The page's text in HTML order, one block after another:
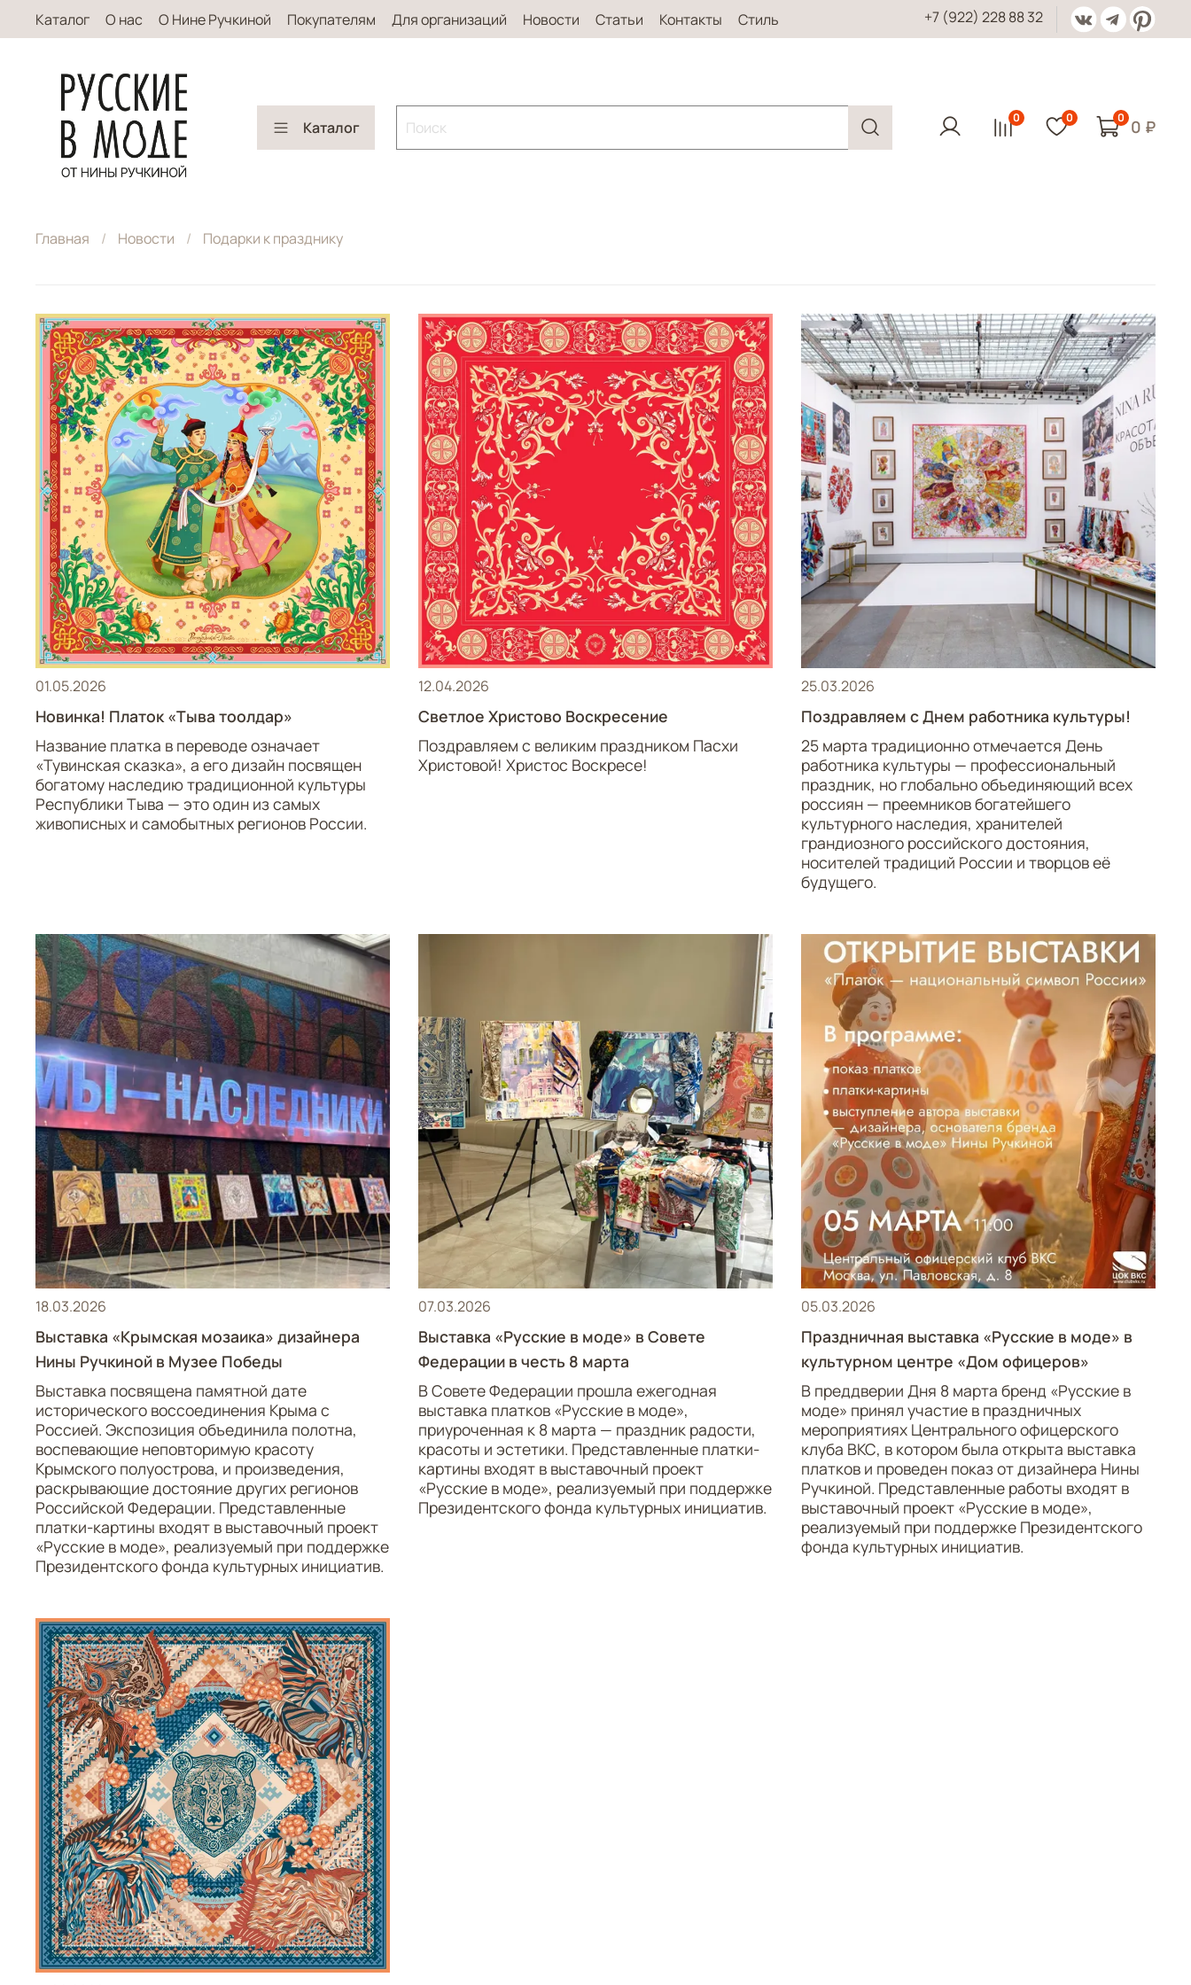
Каталог О нас О Нине Ручкиной Покупателям Для организаций Новости Статьи Контакты Стиль +7 (922) 228 88 32
Каталог
0 0 0 0 ₽
Главная Новости Подарки к празднику
01.05.2026
Новинка! Платок «Тыва тоолдар»
Название платка в переводе означает
«Тувинская сказка», а его дизайн посвящен
богатому наследию традиционной культуры
Республики Тыва — это один из самых
живописных и самобытных регионов России.
12.04.2026
Светлое Христово Воскресение
Поздравляем с великим праздником Пасхи
Христовой! Христос Воскресе!
25.03.2026
Поздравляем с Днем работника культуры!
25 марта традиционно отмечается День
работника культуры — профессиональный
праздник, но глобально объединяющий всех
россиян — преемников богатейшего
культурного наследия, хранителей
грандиозного российского достояния,
носителей традиций России и творцов её
будущего.
18.03.2026
Выставка «Крымская мозаика» дизайнера
Нины Ручкиной в Музее Победы
Выставка посвящена памятной дате
исторического воссоединения Крыма с
Россией. Экспозиция объединила полотна,
воспевающие неповторимую красоту
Крымского полуострова, и произведения,
раскрывающие достояние других регионов
Российской Федерации. Представленные
платки-картины входят в выставочный проект
«Русские в моде», реализуемый при поддержке
Президентского фонда культурных инициатив.
07.03.2026
Выставка «Русские в моде» в Совете
Федерации в честь 8 марта
В Совете Федерации прошла ежегодная
выставка платков «Русские в моде»,
приуроченная к 8 марта — праздник радости,
красоты и эстетики. Представленные платки-
картины входят в выставочный проект
«Русские в моде», реализуемый при поддержке
Президентского фонда культурных инициатив.
05.03.2026
Праздничная выставка «Русские в моде» в
культурном центре «Дом офицеров»
В преддверии Дня 8 марта бренд «Русские в
моде» принял участие в праздничных
мероприятиях Центрального офицерского
клуба ВКС, в котором была открыта выставка
платков и проведен показ от дизайнера Нины
Ручкиной. Представленные работы входят в
выставочный проект «Русские в моде»,
реализуемый при поддержке Президентского
фонда культурных инициатив.